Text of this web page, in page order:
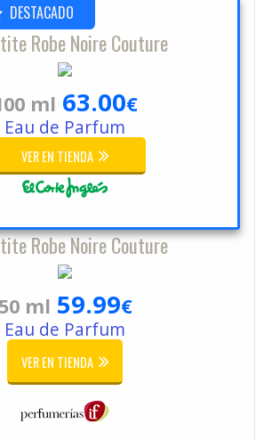
DESTACADO
Robe Noire Couture
ml 63.00€
Eau de Parfum
VER EN TIENDA
Robe Noire Couture
50 ml 59.99€
Eau de Parfum
VER EN TIENDA